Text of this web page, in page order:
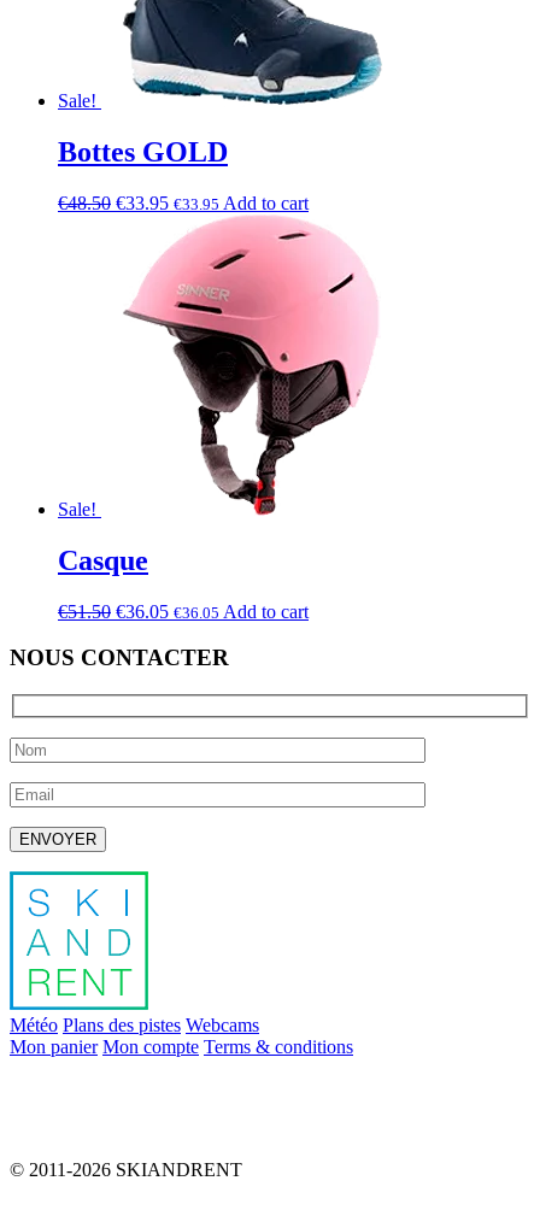
Sale!
Bottes GOLD
€48.50 €33.95 €33.95 Add to cart
Sale!
Casque
€51.50 €36.05 €36.05 Add to cart
NOUS CONTACTER
Laissez ce champ vide.
Météo Plans des pistes Webcams
Mon panier Mon compte Terms & conditions
© 2011-2026 SKIANDRENT